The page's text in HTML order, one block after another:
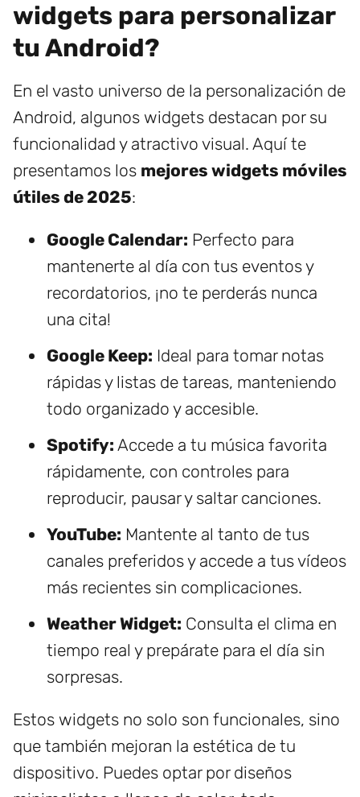
widgets para personalizar
tu Android?
En el vasto universo de la personalización de
Android, algunos widgets destacan por su
funcionalidad y atractivo visual. Aquí te
presentamos los mejores widgets móviles
útiles de 2025:
Google Calendar: Perfecto para
mantenerte al día con tus eventos y
recordatorios, ¡no te perderás nunca
una cita!
Google Keep: Ideal para tomar notas
rápidas y listas de tareas, manteniendo
todo organizado y accesible.
Spotify: Accede a tu música favorita
rápidamente, con controles para
reproducir, pausar y saltar canciones.
YouTube: Mantente al tanto de tus
canales preferidos y accede a tus vídeos
más recientes sin complicaciones.
Weather Widget: Consulta el clima en
tiempo real y prepárate para el día sin
sorpresas.
Estos widgets no solo son funcionales, sino
que también mejoran la estética de tu
dispositivo. Puedes optar por diseños